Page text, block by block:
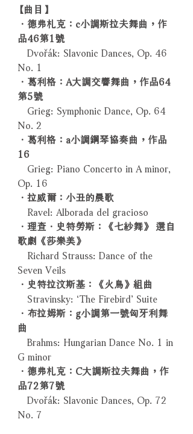
【曲目】
．德弗札克：c小調斯拉夫舞曲，作
品46第1號
Dvořák: Slavonic Dances, Op. 46
No. 1
．葛利格：A大調交響舞曲，作品64
第5號
Grieg: Symphonic Dance, Op. 64
No. 2
．葛利格：a小調鋼琴協奏曲，作品
16
Grieg: Piano Concerto in A minor,
Op. 16
．拉威爾：小丑的晨歌
Ravel: Alborada del gracioso
．理查．史特勞斯：《七紗舞》 選自
歌劇《莎樂美》
Richard Strauss: Dance of the
Seven Veils
．史特拉汶斯基：《火鳥》組曲
Stravinsky: ‘The Firebird’ Suite
．布拉姆斯：g小調第一號匈牙利舞
曲
Brahms: Hungarian Dance No. 1 in
G minor
．德弗札克：C大調斯拉夫舞曲，作
品72第7號
Dvořák: Slavonic Dances, Op. 72
No. 7